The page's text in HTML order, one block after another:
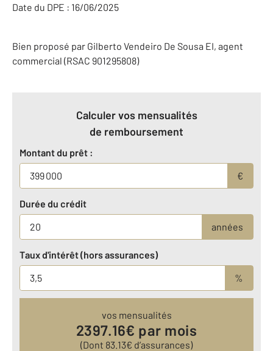
Date du DPE : 16/06/2025
Bien proposé par Gilberto Vendeiro De Sousa EI, agent
commercial (RSAC 901295808)
Calculer vos mensualités
de remboursement
Montant du prêt :
€
Durée du crédit
années
Taux d'intérêt (hors assurances)
%
vos mensualités
2397.16€ par mois
(Dont 83.13€ d’assurances)